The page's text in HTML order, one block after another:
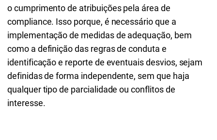
o cumprimento de atribuições pela área de
compliance. Isso porque, é necessário que a
implementação de medidas de adequação, bem
como a definição das regras de conduta e
identificação e reporte de eventuais desvios, sejam
definidas de forma independente, sem que haja
qualquer tipo de parcialidade ou conflitos de
interesse.